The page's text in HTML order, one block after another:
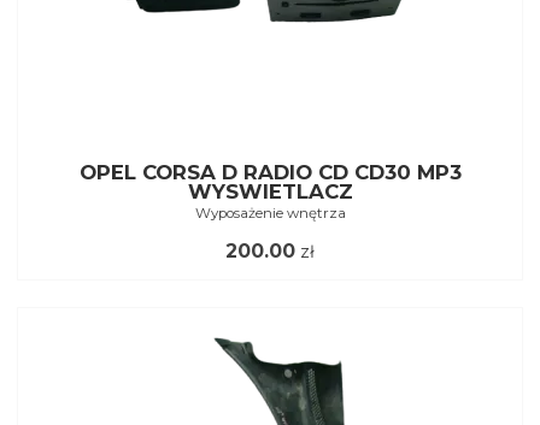
OPEL CORSA D RADIO CD CD30 MP3
WYSWIETLACZ
Wyposażenie wnętrza
200.00 zł